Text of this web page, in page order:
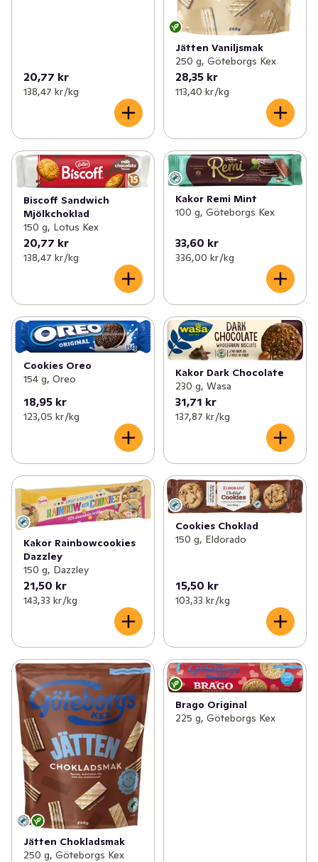
20,77 kr
138,47 kr /kg
Jätten Vaniljsmak
250 g, Göteborgs Kex
28,35 kr
113,40 kr /kg
Biscoff Sandwich
Mjölkchoklad
150 g, Lotus Kex
20,77 kr
138,47 kr /kg
Kakor Remi Mint
100 g, Göteborgs Kex
33,60 kr
336,00 kr /kg
Cookies Oreo
154 g, Oreo
18,95 kr
123,05 kr /kg
Kakor Dark Chocolate
230 g, Wasa
31,71 kr
137,87 kr /kg
Kakor Rainbowcookies
Dazzley
150 g, Dazzley
21,50 kr
143,33 kr /kg
Cookies Choklad
150 g, Eldorado
15,50 kr
103,33 kr /kg
Jätten Chokladsmak
250 g, Göteborgs Kex
Brago Original
225 g, Göteborgs Kex